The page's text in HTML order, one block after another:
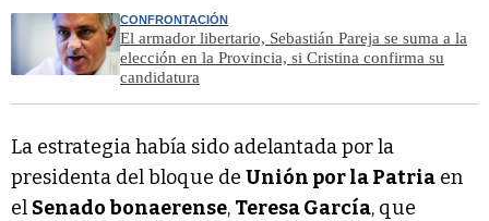
CONFRONTACIÓN
El armador libertario, Sebastián Pareja se suma a la
elección en la Provincia, si Cristina confirma su
candidatura
La estrategia había sido adelantada por la
presidenta del bloque de Unión por la Patria en
el Senado bonaerense, Teresa García, que